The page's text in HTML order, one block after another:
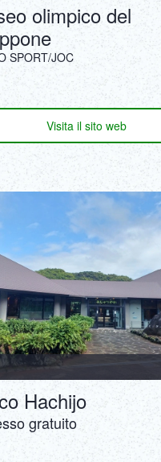
olimpico del
SPORT/JOC
Visita il sito web
Hachijo
gratuito